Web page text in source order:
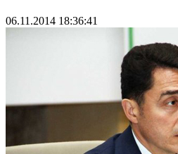
06.11.2014 18:36:41